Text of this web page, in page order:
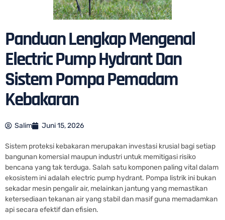
Panduan Lengkap Mengenal
Electric Pump Hydrant Dan
Sistem Pompa Pemadam
Kebakaran
Salim Juni 15, 2026
Sistem proteksi kebakaran merupakan investasi krusial bagi setiap
bangunan komersial maupun industri untuk memitigasi risiko
bencana yang tak terduga. Salah satu komponen paling vital dalam
ekosistem ini adalah electric pump hydrant. Pompa listrik ini bukan
sekadar mesin pengalir air, melainkan jantung yang memastikan
ketersediaan tekanan air yang stabil dan masif guna memadamkan
api secara efektif dan efisien.